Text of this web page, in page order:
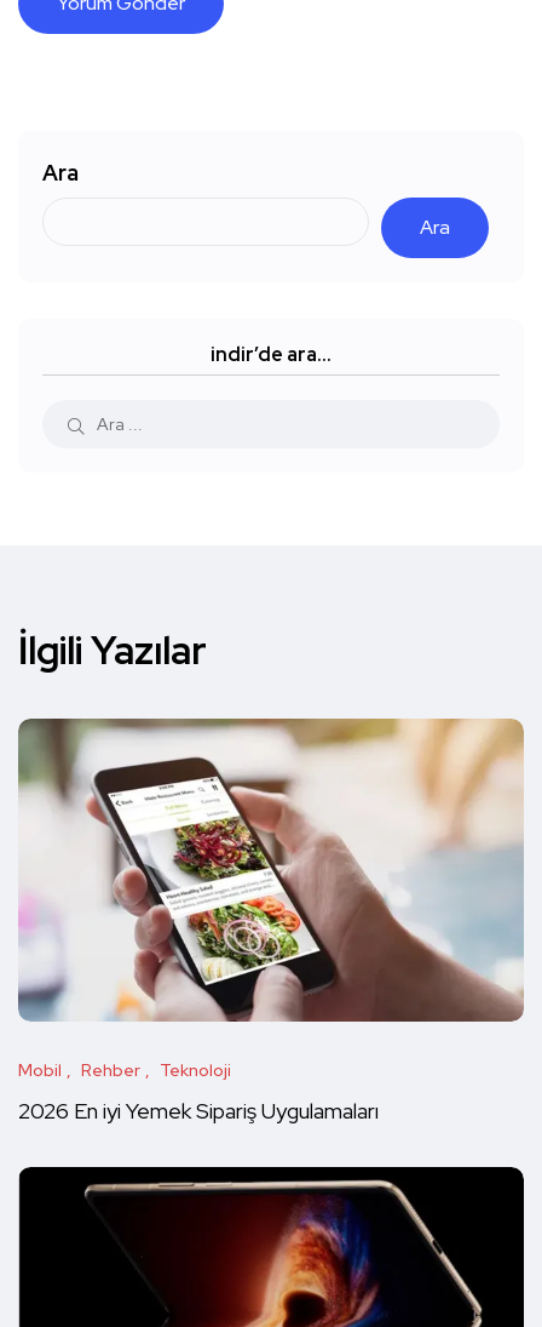
Ara
Ara
indir’de ara…
İlgili Yazılar
Mobil Rehber Teknoloji
2026 En iyi Yemek Sipariş Uygulamaları